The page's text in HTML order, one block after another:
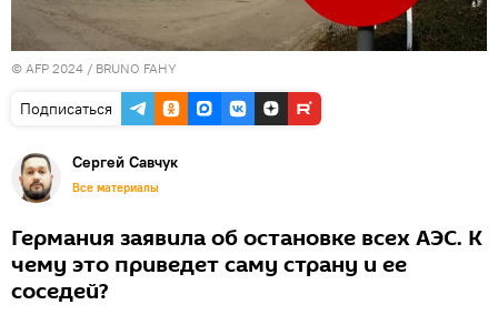
© AFP 2024 / BRUNO FAHY
Подписаться
Сергей Савчук
Все материалы
Германия заявила об остановке всех АЭС. К
чему это приведет саму страну и ее
соседей?